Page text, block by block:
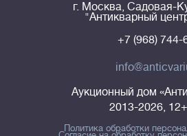
г. Москва, Садовая-
"Антикварный
+7 (968) 744-
Аукционный дом
2013-2026,
Политика обработки